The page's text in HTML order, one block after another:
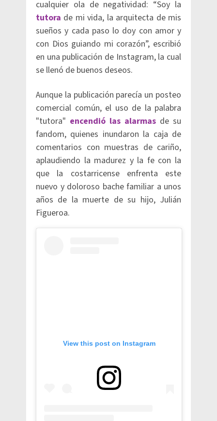
cualquier ola de negatividad: “Soy la
tutora de mi vida, la arquitecta de mis
sueños y cada paso lo doy con amor y
con Dios guiando mi corazón”, escribió
en una publicación de Instagram, la cual
se llenó de buenos deseos.
Aunque la publicación parecía un posteo
comercial común, el uso de la palabra
"tutora" encendió las alarmas de su
fandom, quienes inundaron la caja de
comentarios con muestras de cariño,
aplaudiendo la madurez y la fe con la
que la costarricense enfrenta este
nuevo y doloroso bache familiar a unos
años de la muerte de su hijo, Julián
Figueroa.
View this post on Instagram